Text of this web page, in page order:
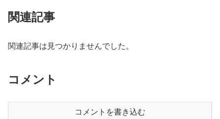
関連記事
関連記事は見つかりませんでした。
コメント
コメントを書き込む